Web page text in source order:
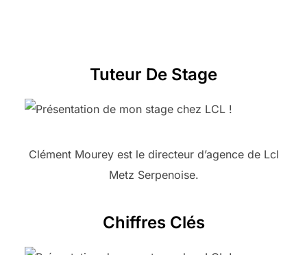
Tuteur De Stage
Clément Mourey est le directeur d’agence de Lcl
Metz Serpenoise.
Chiffres Clés